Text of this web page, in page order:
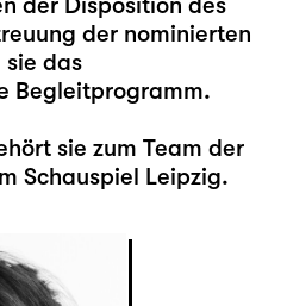
der nominierten
das
Begleitprogramm.
sie zum Team der
Schauspiel Leipzig.